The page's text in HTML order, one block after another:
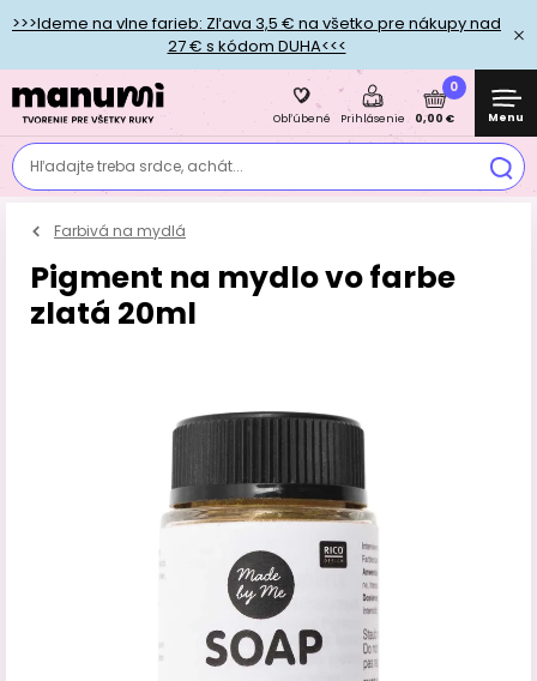
>>>Ideme na vlne farieb: Zľava 3,5 € na všetko pre nákupy nad
27 € s kódom DUHA<<<
Hľadajte treba srdce, achát...
Obľúbené Prihlásenie
0
0,00 € Menu
Farbivá na mydlá
Pigment na mydlo vo farbe
zlatá 20ml